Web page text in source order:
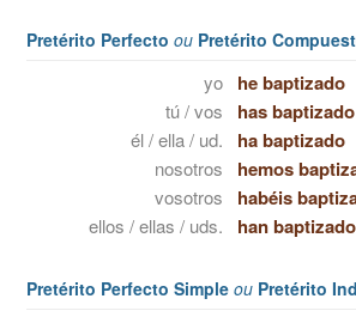
Pretérito Perfecto ou Pretérito
yo he baptizado
tú / vos has baptizado
él / ella / ud. ha baptizado
nosotros hemos
vosotros habéis
ellos / ellas / uds. han baptizado
Pretérito Perfecto Simple ou Pretérito